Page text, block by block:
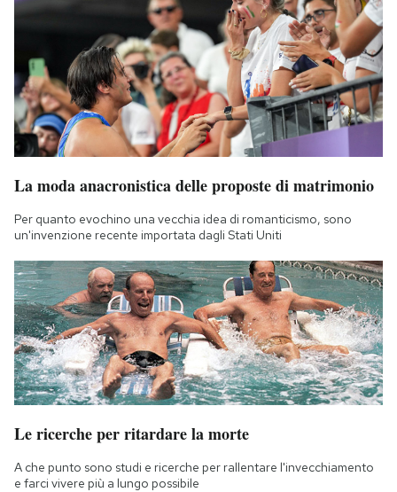
La moda anacronistica delle proposte di matrimonio
Per quanto evochino una vecchia idea di romanticismo, sono
un'invenzione recente importata dagli Stati Uniti
Le ricerche per ritardare la morte
A che punto sono studi e ricerche per rallentare l'invecchiamento
e farci vivere più a lungo possibile